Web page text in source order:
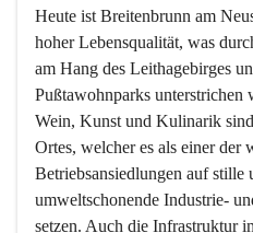
Heute ist Breitenbrunn am
hoher Lebensqualität, was
am Hang des Leithagebirges
Pußtawohnparks unterstrichen
Wein, Kunst und Kulinarik
Ortes, welcher es als einer der
Betriebsansiedlungen auf stille
umweltschonende Industrie-
setzen. Auch die Infrastruktur